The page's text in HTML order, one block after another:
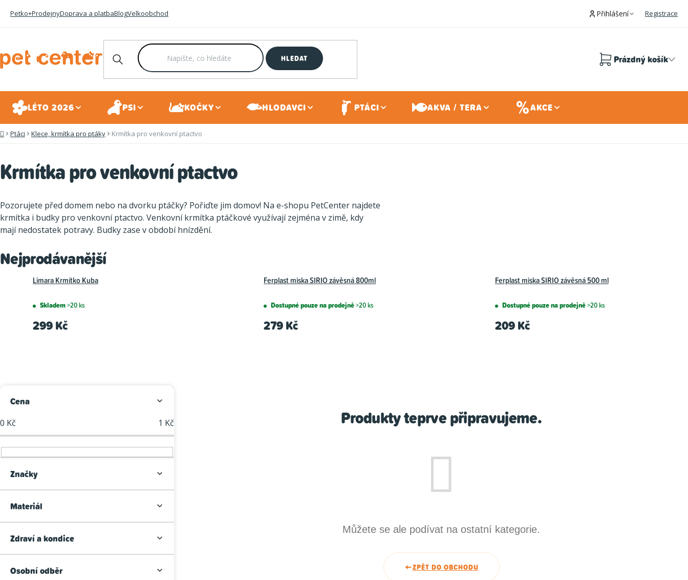
Petko+ProdejnyDoprava a platbaBlogVelkoobchod Přihlášení Registrace
HLEDAT Prázdný košík
LÉTO 2026 PSI KOČKY HLODAVCI PTÁCI AKVA / TERA AKCE
DomůPtáci Klece, krmítka pro ptáky Krmítka pro venkovní ptactvo
Krmítka pro venkovní ptactvo
Pozorujete před domem nebo na dvorku ptáčky? Pořiďte jim domov! Na e-shopu PetCenter najdete
krmítka i budky pro venkovní ptactvo. Venkovní krmítka ptáčkové využívají zejména v zimě, kdy
mají nedostatek potravy. Budky zase v období hnízdění.
Nejprodávanější
Limara Krmítko Kuba
Skladem>20 ks
299 Kč
Ferplast miska SIRIO závěsná 800ml
Dostupné pouze na prodejně>20 ks
279 Kč
Ferplast miska SIRIO závěsná 500 ml
Dostupné pouze na prodejně>20 ks
209 Kč
o
s
t
a
n
í
Cena
0 Kč 1 Kč
Značky
Materiál
Zdraví a kondice
Osobní odběr
Produkty teprve připravujeme.
Můžete se ale podívat na ostatní kategorie.
ZPĚT DO OBCHODU